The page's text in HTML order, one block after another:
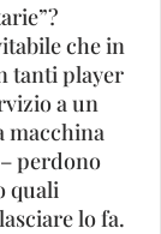
che in
tanti player
a un
macchina
perdono
quali
lo fa.